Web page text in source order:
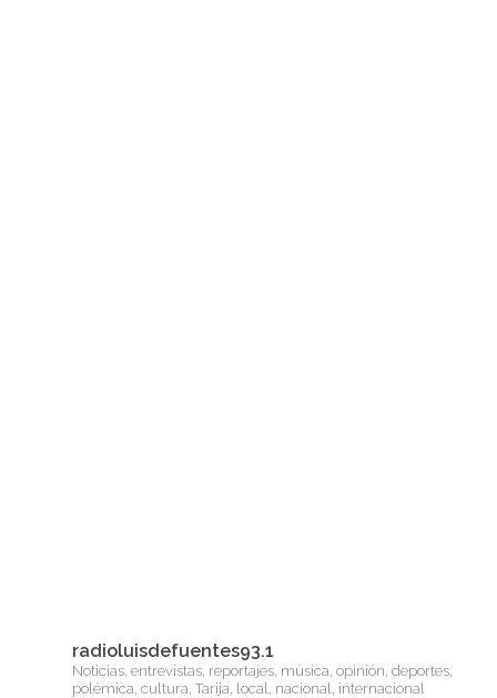
radioluisdefuentes93.1
Noticias, entrevistas, reportajes, música, opinión, deportes,
polémica, cultura, Tarija, local, nacional, internacional